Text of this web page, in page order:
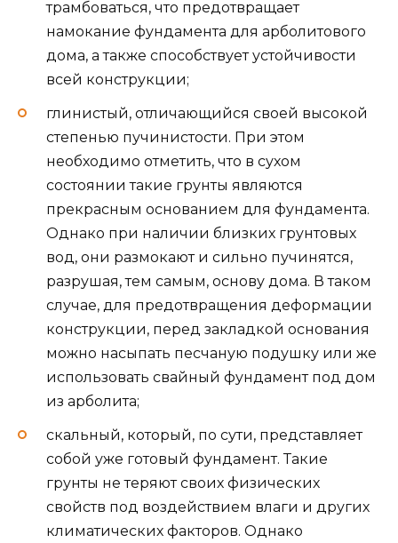
трамбоваться, что предотвращает
намокание фундамента для арболитового
дома, а также способствует устойчивости
всей конструкции;
глинистый, отличающийся своей высокой
степенью пучинистости. При этом
необходимо отметить, что в сухом
состоянии такие грунты являются
прекрасным основанием для фундамента.
Однако при наличии близких грунтовых
вод, они размокают и сильно пучинятся,
разрушая, тем самым, основу дома. В таком
случае, для предотвращения деформации
конструкции, перед закладкой основания
можно насыпать песчаную подушку или же
использовать свайный фундамент под дом
из арболита;
скальный, который, по сути, представляет
собой уже готовый фундамент. Такие
грунты не теряют своих физических
свойств под воздействием влаги и других
климатических факторов. Однако